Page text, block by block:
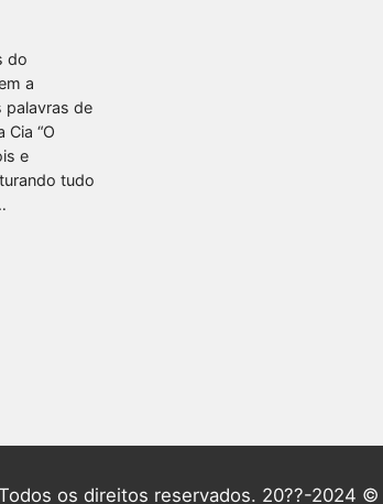
do
a
palavras de
Cia “O
e
tudo
os direitos reservados. 20??-2024